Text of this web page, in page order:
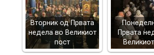
Вторник од Првата
недела во Великиот
пост
Првата